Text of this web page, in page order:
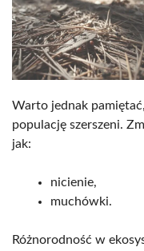
Warto jednak
populację szerszeni.
jak:
nicienie,
muchówki.
Różnorodność w